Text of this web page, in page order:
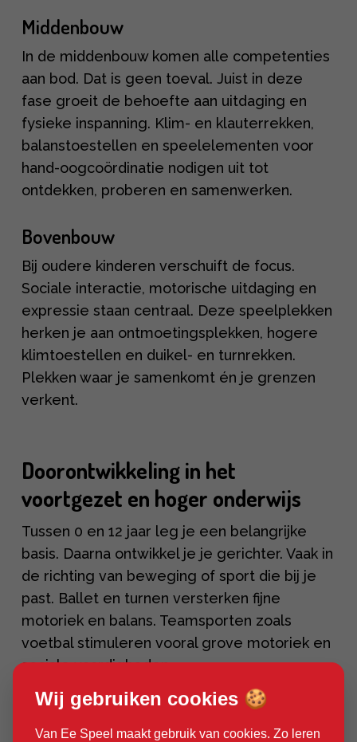
Middenbouw
In de middenbouw komen alle competenties
aan bod. Dat is geen toeval. Juist in deze
fase groeit de behoefte aan uitdaging en
fysieke inspanning. Klim- en klauterrekken,
balans­toestellen en speelelementen voor
hand-oogcoördinatie nodigen uit tot
ontdekken, proberen en samenwerken.
Bovenbouw
Bij oudere kinderen verschuift de focus.
Sociale interactie, motorische uitdaging en
expressie staan centraal. Deze speelplekken
herken je aan ontmoetingsplekken, hogere
klimtoestellen en duikel- en turnrekken.
Plekken waar je samenkomt én je grenzen
verkent.
Doorontwikkeling in het
voortgezet en hoger onderwijs
Tussen 0 en 12 jaar leg je een belangrijke
basis. Daarna ontwikkel je je gerichter. Vaak in
de richting van beweging of sport die bij je
past. Ballet en turnen versterken fijne
motoriek en balans. Teamsporten zoals
voetbal stimuleren vooral grove motoriek en
sociale vaardigheden.
Tijdens de gymlessen in het voortgezet
onderwijs komen verschillende
Wij gebruiken cookies 🍪
Van Ee Speel maakt gebruik van cookies. Zo leren